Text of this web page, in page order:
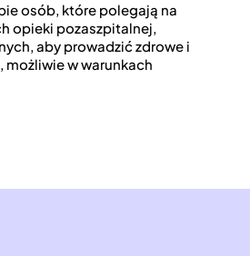
osób, które polegają na
opieki pozaszpitalnej,
aby prowadzić zdrowe i
możliwie w warunkach